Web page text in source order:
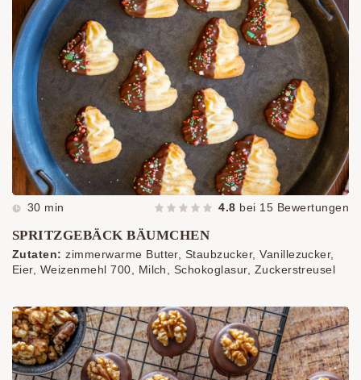
30 min 4.8 bei 15 Bewertungen
SPRITZGEBÄCK BÄUMCHEN
Zutaten: zimmerwarme Butter, Staubzucker, Vanillezucker,
Eier, Weizenmehl 700, Milch, Schokoglasur, Zuckerstreusel